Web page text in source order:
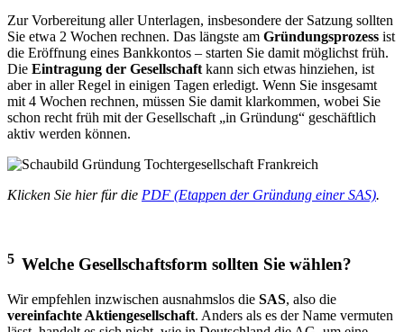
Zur Vorbereitung aller Unterlagen, insbesondere der Satzung sollten
Sie etwa 2 Wochen rechnen. Das längste am Gründungsprozess ist
die Eröffnung eines Bankkontos – starten Sie damit möglichst früh.
Die Eintragung der Gesellschaft kann sich etwas hinziehen, ist
aber in aller Regel in einigen Tagen erledigt. Wenn Sie insgesamt
mit 4 Wochen rechnen, müssen Sie damit klarkommen, wobei Sie
schon recht früh mit der Gesellschaft „in Gründung“ geschäftlich
aktiv werden können.
Klicken Sie hier für die PDF (Etappen der Gründung einer SAS).
5 Welche Gesellschaftsform sollten Sie wählen?
Wir empfehlen inzwischen ausnahmslos die SAS, also die
vereinfachte Aktiengesellschaft. Anders als es der Name vermuten